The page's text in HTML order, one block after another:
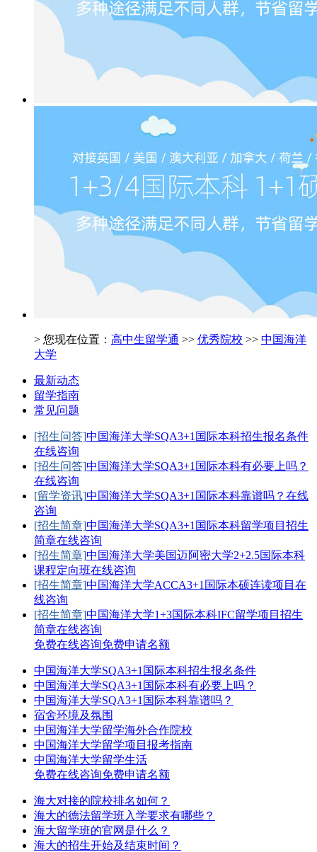
> 您现在位置： 高中生留学通 >> 优秀院校 >> 中国海洋
大学
最新动态
留学指南
常见问题
[招生问答]中国海洋大学SQA3+1国际本科招生报名条件
在线咨询
[招生问答]中国海洋大学SQA3+1国际本科有必要上吗？
在线咨询
[留学资讯]中国海洋大学SQA3+1国际本科靠谱吗？ 在线
咨询
[招生简章]中国海洋大学SQA3+1国际本科留学项目招生
简章在线咨询
[招生简章]中国海洋大学美国迈阿密大学2+2.5国际本科
课程定向班在线咨询
[招生简章]中国海洋大学ACCA3+1国际本硕连读项目 在
线咨询
[招生简章]中国海洋大学1+3国际本科IFC留学项目招生
简章在线咨询
免费在线咨询免费申请名额
中国海洋大学SQA3+1国际本科招生报名条件
中国海洋大学SQA3+1国际本科有必要上吗？
中国海洋大学SQA3+1国际本科靠谱吗？
宿舍环境及氛围
中国海洋大学留学海外合作院校
中国海洋大学留学项目报考指南
中国海洋大学留学生活
免费在线咨询免费申请名额
海大对接的院校排名如何？
海大的德法留学班入学要求有哪些？
海大留学班的官网是什么？
海大的招生开始及结束时间？